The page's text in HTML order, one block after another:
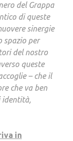
del Grappa
di queste
sinergie
per
del nostro
queste
– che il
che va ben
identità,
in